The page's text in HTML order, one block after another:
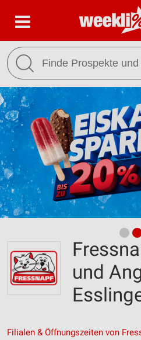
und
Filialen & Öffnungszeiten von